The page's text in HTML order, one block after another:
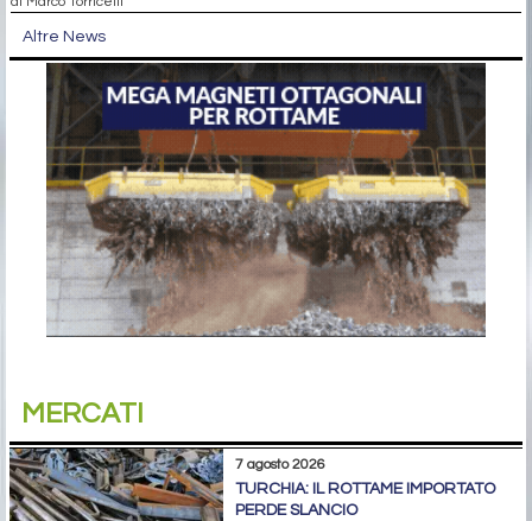
Altre News
MERCATI
7 agosto 2026
TURCHIA: IL ROTTAME IMPORTATO
PERDE SLANCIO